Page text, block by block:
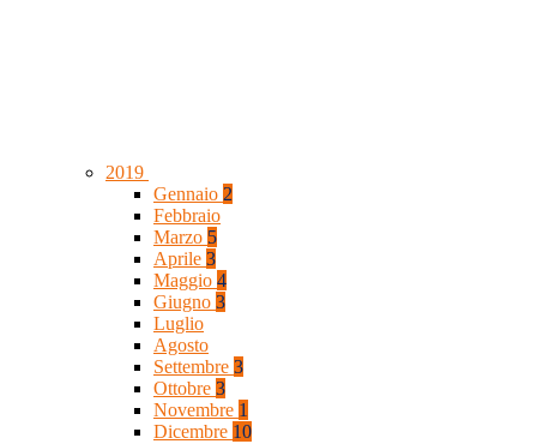
2019
Gennaio 2
Febbraio
Marzo 5
Aprile 3
Maggio 4
Giugno 3
Luglio
Agosto
Settembre 3
Ottobre 3
Novembre 1
Dicembre 10